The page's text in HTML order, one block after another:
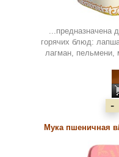
...предназначена
горячих блюд:
лагман, пельмени,
-
Мука пшеничная